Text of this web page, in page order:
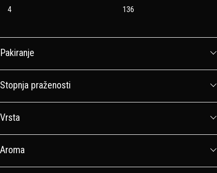
Pakiranje
Stopnja praženosti
Vrsta
Aroma